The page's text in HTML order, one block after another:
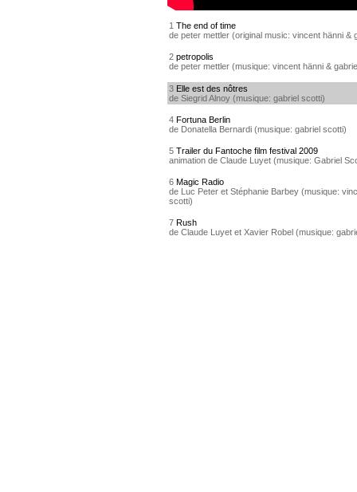
1 The end of time
de peter mettler (original music: vincent hänni &
2 petropolis
de peter mettler (musique: vincent hänni &
3 Elle est des nôtres
de Siegrid Alnoy (musique: gabriel scotti)
4 Fortuna Berlin
de Donatella Bernardi (musique: gabriel scotti)
5 Trailer du Fantoche film festival 2009
animation de Claude Luyet (musique: Gabriel
6 Magic Radio
de Luc Peter et Stéphanie Barbey (musique:
scotti)
7 Rush
de Claude Luyet et Xavier Robel (musique: